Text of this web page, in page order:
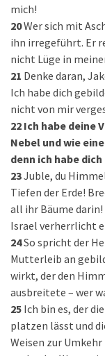
mich!
20Wer sich mit
ihn irregeführt. Er
nicht Lüge in
21 Denke daran,
Ich habe dich
nicht von mir
22 Ich habe deine
Nebel und wie
denn ich habe
23Juble, du
Tiefen der Erde!
all ihr Bäume
Israel verherrlicht
24So spricht der
Mutterleib an
wirkt, der den
ausbreitete – wer
25 Ich bin es, der
platzen lässt und
Weisen zur